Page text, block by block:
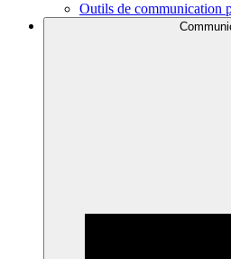
Outils de communication